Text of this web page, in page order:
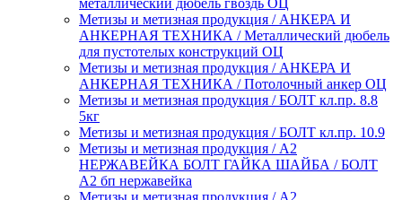
Метизы и метизная продукция / АНКЕРА И
АНКЕРНАЯ ТЕХНИКА / Металлический дюбель
для пустотелых конструкций ОЦ
Метизы и метизная продукция / АНКЕРА И
АНКЕРНАЯ ТЕХНИКА / Потолочный анкер ОЦ
Метизы и метизная продукция / БОЛТ кл.пр. 8.8
5кг
Метизы и метизная продукция / БОЛТ кл.пр. 10.9
Метизы и метизная продукция / А2
НЕРЖАВЕЙКА БОЛТ ГАЙКА ШАЙБА / БОЛТ
А2 бп нержавейка
Метизы и метизная продукция / А2